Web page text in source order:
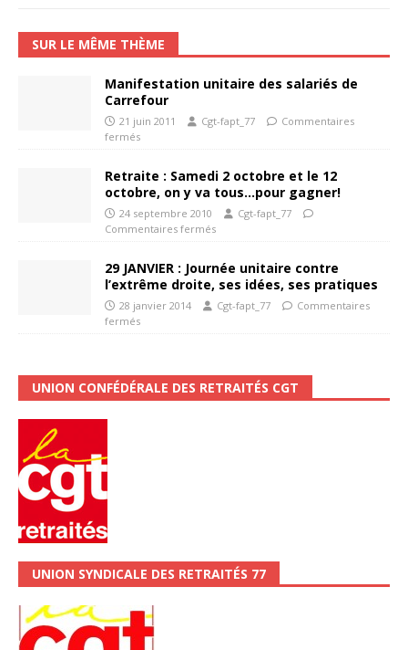
SUR LE MÊME THÈME
Manifestation unitaire des salariés de
Carrefour
21 juin 2011 Cgt-fapt_77
Commentaires
fermés
Retraite : Samedi 2 octobre et le 12
octobre, on y va tous…pour gagner!
24 septembre 2010
Cgt-fapt_77
Commentaires fermés
29 JANVIER : Journée unitaire contre
l’extrême droite, ses idées, ses pratiques
28 janvier 2014 Cgt-fapt_77
Commentaires
fermés
UNION CONFÉDÉRALE DES RETRAITÉS CGT
UNION SYNDICALE DES RETRAITÉS 77